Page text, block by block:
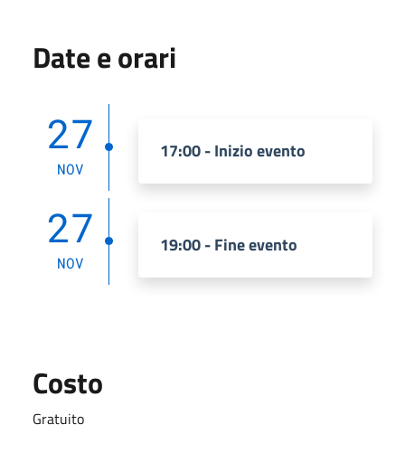
Date e orari
27
NOV
17:00 - Inizio evento
27
NOV
19:00 - Fine evento
Costo
Gratuito